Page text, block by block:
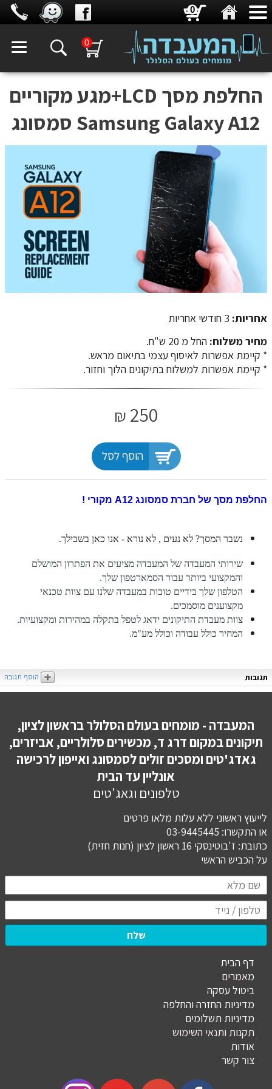
0
החלפת מסך LCD+מגע מקוריים
Samsung Galaxy A12 סמסונג
אחריות: 3 חודשי אחריות
מחיר משלוח: החל מ 20 ש"ח.
​​​​​​​* קיימת אפשרות לאיסוף עצמי בתיאום מראש.
* קיימת אפשרות למשלוח בתיקונים הלוך וחזור.
250
₪
הוסף לסל
החלפת מסך של חברת סמסונג A12 מקורי !
נשבר המסך? לא נעים , לא נורא - אנו כאן בשבילך.
שירותי המעבדה של המעבדה מציעים את הפתרון המושלם
והמקצועי ביותר עבור הסמארטפון שלך.
הטלפון שלך בידיים טובות במעבדה שלנו עם צוות טכנאי
מקצוענים מוסמכים.
צוות מעבדת התיקונים ידאג לטפל בתקלה במהירות ומקצועיות.
המחיר כולל עבודה וכולל מע"מ.
תגובות הוסף תגובה
המעבדה - מומחים בעולם הסלולר בראשון לציון,
תיקונים במקום דרג ד, מכשירים סלולריים, אביזרים,
גאדג'טים ומסכים זולים לסמסונג ואייפון לרכישה
אונליין עד הבית
טלפונים וגאג'טים
לייעוץ ראשוני ללא עלות מלאו פרטים
או התקשרו: 03-9445445
כתובת: ז'בוטינסקי 16 ראשון לציון (חנות חזית)
​​​​​​​על הכביש הראשי
שלח
דף הבית
מאמרים
ביטול עסקה
מדיניות החזרה והחלפה
מדיניות תשלומים
תקנות ותנאי השימוש
אודות
צור קשר
0